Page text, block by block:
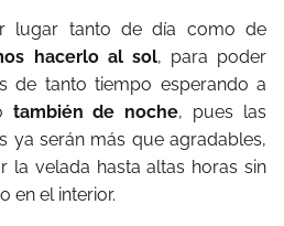
lugar tanto de día como de
hacerlo al sol, para poder
de tanto tiempo esperando a
también de noche, pues las
ya serán más que agradables,
la velada hasta altas horas sin
en el interior.